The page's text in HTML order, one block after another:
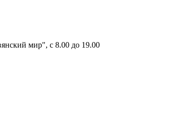
мир", с 8.00 до 19.00